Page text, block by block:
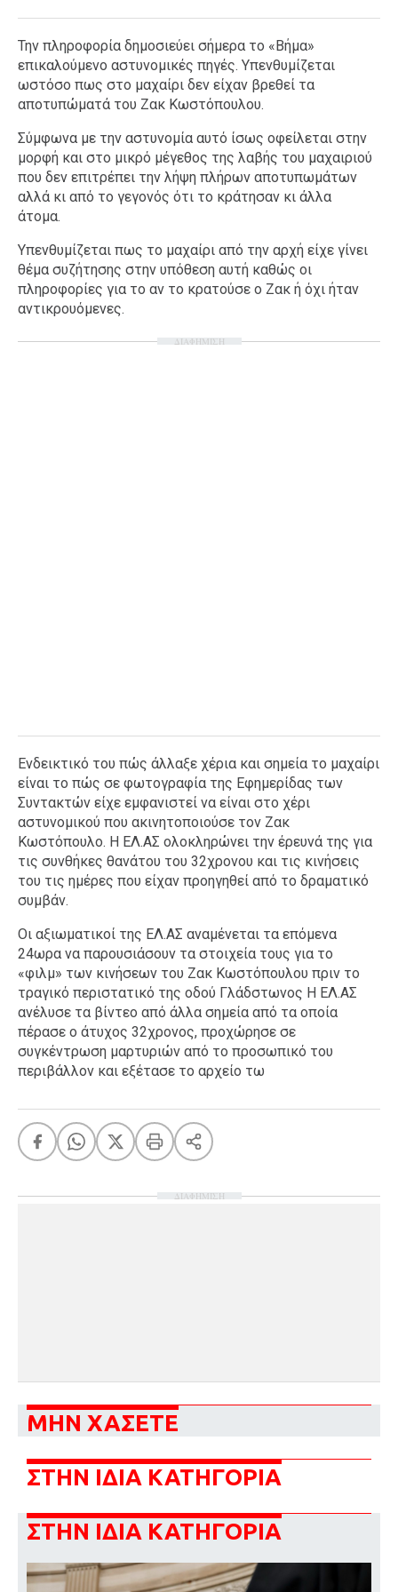
Την πληροφορία δημοσιεύει σήμερα το «Βήμα»
επικαλούμενο αστυνομικές πηγές. Υπενθυμίζεται
ωστόσο πως στο μαχαίρι δεν είχαν βρεθεί τα
αποτυπώματά του Ζακ Κωστόπουλου.
Σύμφωνα με την αστυνομία αυτό ίσως οφείλεται στην
μορφή και στο μικρό μέγεθος της λαβής του μαχαιριού
που δεν επιτρέπει την λήψη πλήρων αποτυπωμάτων
αλλά κι από το γεγονός ότι το κράτησαν κι άλλα
άτομα.
Υπενθυμίζεται πως το μαχαίρι από την αρχή είχε γίνει
θέμα συζήτησης στην υπόθεση αυτή καθώς οι
πληροφορίες για το αν το κρατούσε ο Ζακ ή όχι ήταν
αντικρουόμενες.
ΔΙΑΦΗΜΙΣΗ
Ενδεικτικό του πώς άλλαξε χέρια και σημεία το μαχαίρι
είναι το πώς σε φωτογραφία της Εφημερίδας των
Συντακτών είχε εμφανιστεί να είναι στο χέρι
αστυνομικού που ακινητοποιούσε τον Ζακ
Κωστόπουλο. Η ΕΛ.ΑΣ ολοκληρώνει την έρευνά της για
τις συνθήκες θανάτου του 32χρονου και τις κινήσεις
του τις ημέρες που είχαν προηγηθεί από το δραματικό
συμβάν.
Οι αξιωματικοί της ΕΛ.ΑΣ αναμένεται τα επόμενα
24ωρα να παρουσιάσουν τα στοιχεία τους για το
«φιλμ» των κινήσεων του Ζακ Κωστόπουλου πριν το
τραγικό περιστατικό της οδού Γλάδστωνος Η ΕΛ.ΑΣ
ανέλυσε τα βίντεο από άλλα σημεία από τα οποία
πέρασε ο άτυχος 32χρονος, προχώρησε σε
συγκέντρωση μαρτυριών από το προσωπικό του
περιβάλλον και εξέτασε το αρχείο τω
ΔΙΑΦΗΜΙΣΗ
ΜΗΝ ΧΑΣΕΤΕ
ΣΤΗΝ ΙΔΙΑ ΚΑΤΗΓΟΡΙΑ
ΣΤΗΝ ΙΔΙΑ ΚΑΤΗΓΟΡΙΑ